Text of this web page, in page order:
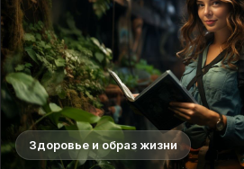
Здоровье и образ жизни